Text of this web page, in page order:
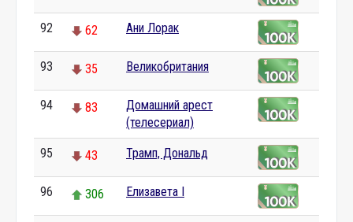
92 62 Ани Лорак
93 35 Великобритания
94 83
Домашний арест
(телесериал)
95 43 Трамп, Дональд
96 306 Елизавета I